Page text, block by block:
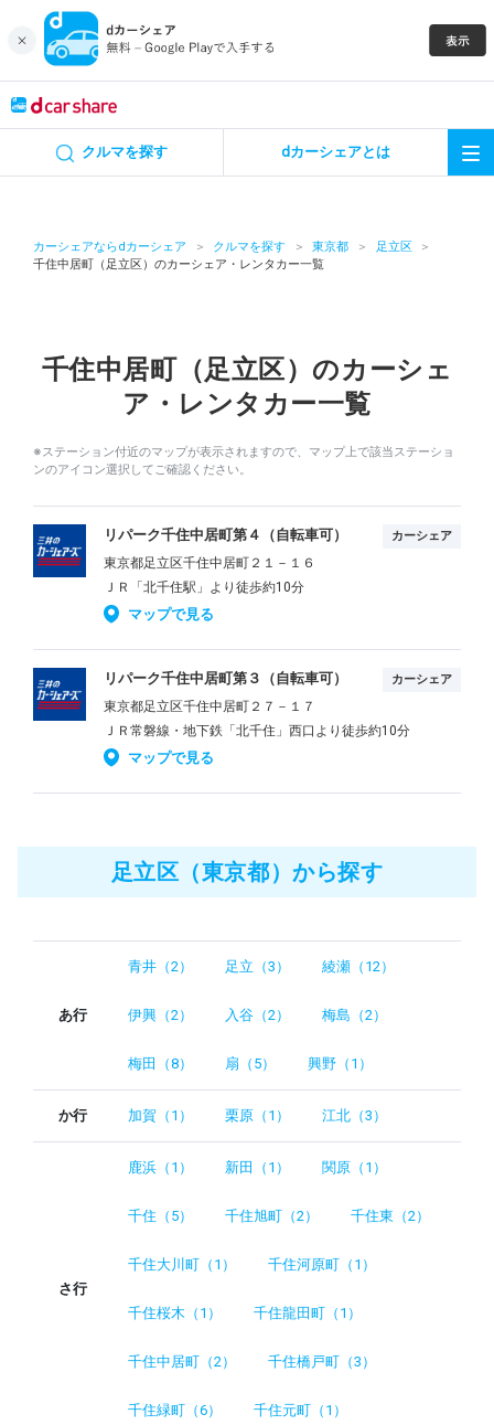
クルマを探す dカーシェアとは
カーシェアならdカーシェア クルマを探す 東京都
足立区
千住中居町（足立区）のカーシェア・レンタカー一覧
千住中居町（足立区）のカーシェ
ア・レンタカー一覧
※ステーション付近のマップが表示されますので、マップ上で該当ステーショ
ンのアイコン選択してご確認ください。
リパーク千住中居町第４（自転車可） カーシェア
東京都足立区千住中居町２１－１６
ＪＲ「北千住駅」より徒歩約10分
マップで見る
リパーク千住中居町第３（自転車可） カーシェア
東京都足立区千住中居町２７－１７
ＪＲ常磐線・地下鉄「北千住」西口より徒歩約10分
マップで見る
足立区（東京都）から探す
あ行
青井（2） 足立（3） 綾瀬（12）
伊興（2） 入谷（2） 梅島（2）
梅田（8） 扇（5） 興野（1）
か行 加賀（1） 栗原（1） 江北（3）
さ行
鹿浜（1） 新田（1） 関原（1）
千住（5） 千住旭町（2） 千住東（2）
千住大川町（1） 千住河原町（1）
千住桜木（1） 千住龍田町（1）
千住中居町（2） 千住橋戸町（3）
千住緑町（6） 千住元町（1）
カーシェア
特集
アプリの使い方